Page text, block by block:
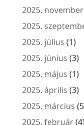
2025. november
2025.
2025. július (1)
2025. június (3)
2025. május (1)
2025. április (3)
2025. március
2025. február